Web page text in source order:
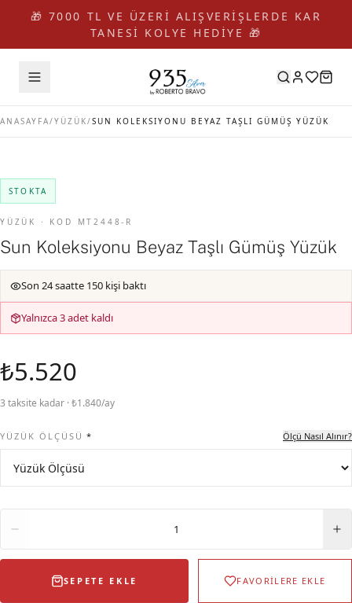
🎁 7000 TL VE ÜZERİ ALIŞVERİŞLERDE KAR
TANESİ KOLYE HEDİYE 🎁
ANASAYFA/YÜZÜK/SUN KOLEKSIYONU BEYAZ TAŞLI GÜMÜŞ YÜZÜK
STOKTA
YÜZÜK · KOD MT2448-R
Sun Koleksiyonu Beyaz Taşlı Gümüş Yüzük
Son 24 saatte 150 kişi baktı
Yalnızca 3 adet kaldı
₺5.520
3 taksite kadar · ₺1.840/ay
YÜZÜK ÖLÇÜSÜ * Ölçü Nasıl Alınır?
1
SEPETE EKLE FAVORİLERE EKLE